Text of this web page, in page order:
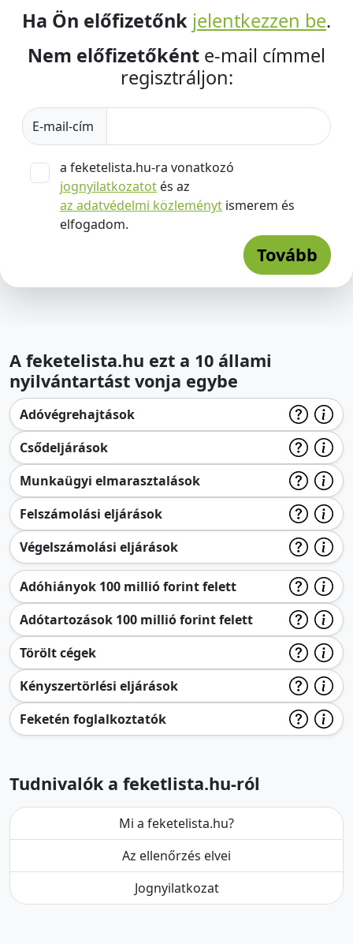
Ha Ön előfizetőnk jelentkezzen be.
Nem előfizetőként e-mail címmel
regisztráljon:
E-mail-cím
a feketelista.hu-ra vonatkozó
jognyilatkozatot és az
az adatvédelmi közleményt ismerem és
elfogadom.
Tovább
A feketelista.hu ezt a 10 állami
nyilvántartást vonja egybe
Adóvégrehajtások
Csődeljárások
Munkaügyi elmarasztalások
Felszámolási eljárások
Végelszámolási eljárások
Adóhiányok 100 millió forint felett
Adótartozások 100 millió forint felett
Törölt cégek
Kényszertörlési eljárások
Feketén foglalkoztatók
Tudnivalók a feketlista.hu-ról
Mi a feketelista.hu?
Az ellenőrzés elvei
Jognyilatkozat